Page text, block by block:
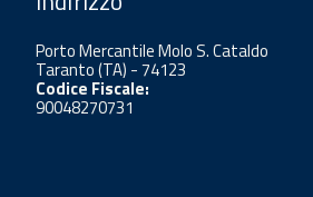
Porto Mercantile Molo S. Cataldo
Taranto (TA) - 74123
Codice Fiscale:
90048270731